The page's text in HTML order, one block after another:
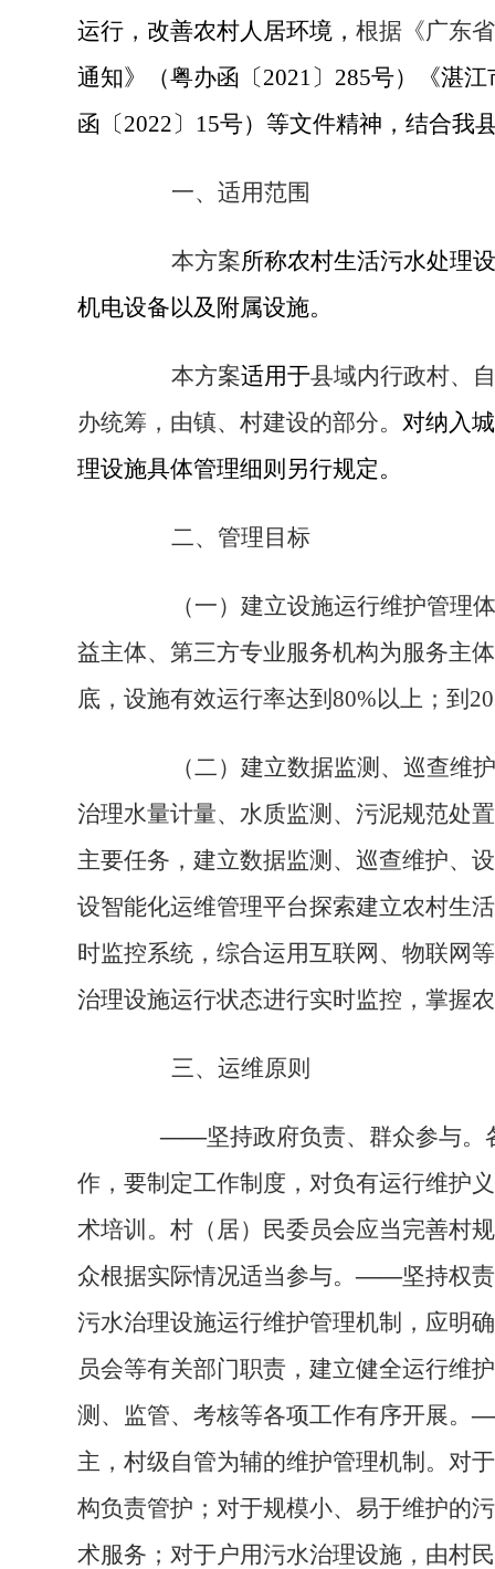
运行，改善农村人居环境， 根据 《广东
通知》（粤办函〔2021〕 285号）《湛江
函〔2022〕 15号）等文件精神，结合我
一、适用范围
本方案所称农村生活污水处理
机电设备以及附属设施。
本方案适用于县域内行政村、
办统筹，由镇、村建设的部分。 对纳入
理设施具体管理细则另行规定。
二、管理目标
（一）建立设施运行维护管理
益主体、第三方专业服务机构为服务主
底，设施有效运行率达到 80%以上；到
（二）建立数据监测、巡查维护
治理水量计量、水质监测、污泥规范处
主要任务，建立数据监测、巡查维护、
设智能化运维管理平台探索建立农村生
时监控系统，综合运用互联网、物联网
治理设施运行状态进行实时监控，掌握
三、 运维原则
——坚持政府负责、群众参与
作，要制定工作制度，对负有运行维护
术培训。村（居）民委员会应当完善村
众根据实际情况适当参与。——坚持权
污水治理设施运行维护管理机制，应明
员会等有关部门职责，建立健全运行维
测、监管、考核等各项工作有序开展。
主，村级自管为辅的维护管理机制。对
构负责管护；对于规模小、易于维护的
术服务；对于户用污水治理设施，由村